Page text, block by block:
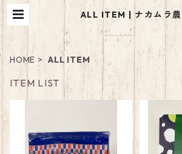
ALL ITEM | ナカムラ
HOME ALL ITEM
ITEM LIST